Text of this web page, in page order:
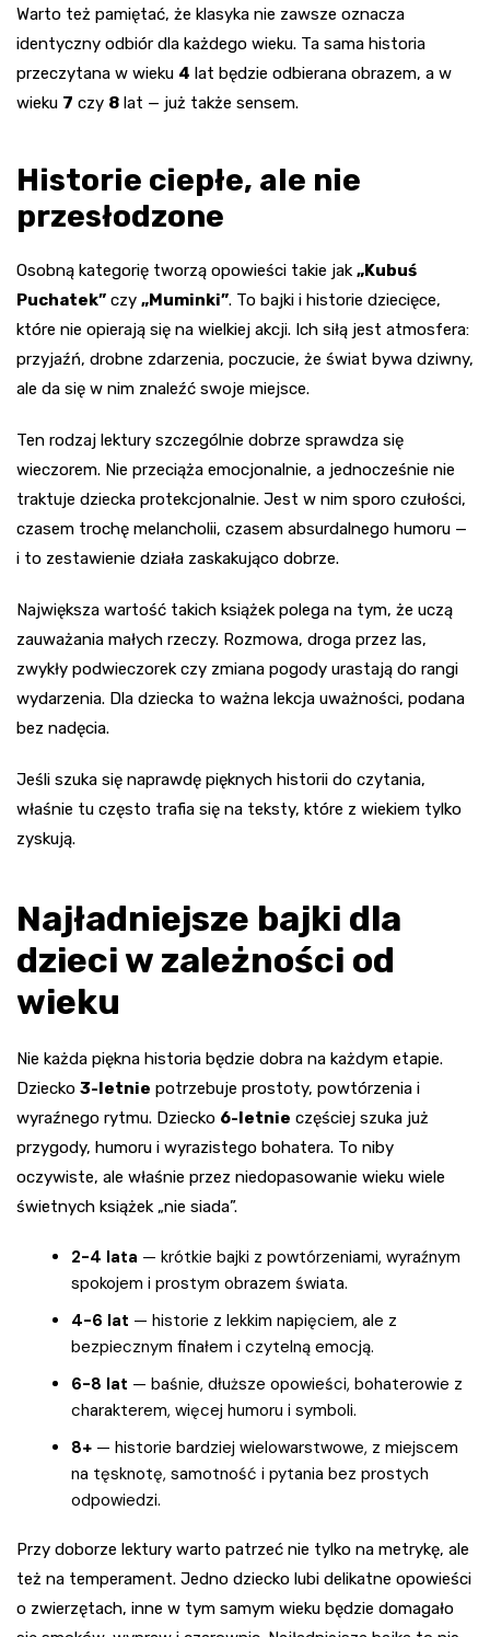
Warto też pamiętać, że klasyka nie zawsze oznacza
identyczny odbiór dla każdego wieku. Ta sama historia
przeczytana w wieku 4 lat będzie odbierana obrazem, a w
wieku 7 czy 8 lat — już także sensem.
Historie ciepłe, ale nie
przesłodzone
Osobną kategorię tworzą opowieści takie jak „Kubuś
Puchatek” czy „Muminki”. To bajki i historie dziecięce,
które nie opierają się na wielkiej akcji. Ich siłą jest atmosfera:
przyjaźń, drobne zdarzenia, poczucie, że świat bywa dziwny,
ale da się w nim znaleźć swoje miejsce.
Ten rodzaj lektury szczególnie dobrze sprawdza się
wieczorem. Nie przeciąża emocjonalnie, a jednocześnie nie
traktuje dziecka protekcjonalnie. Jest w nim sporo czułości,
czasem trochę melancholii, czasem absurdalnego humoru —
i to zestawienie działa zaskakująco dobrze.
Największa wartość takich książek polega na tym, że uczą
zauważania małych rzeczy. Rozmowa, droga przez las,
zwykły podwieczorek czy zmiana pogody urastają do rangi
wydarzenia. Dla dziecka to ważna lekcja uważności, podana
bez nadęcia.
Jeśli szuka się naprawdę pięknych historii do czytania,
właśnie tu często trafia się na teksty, które z wiekiem tylko
zyskują.
Najładniejsze bajki dla
dzieci w zależności od
wieku
Nie każda piękna historia będzie dobra na każdym etapie.
Dziecko 3-letnie potrzebuje prostoty, powtórzenia i
wyraźnego rytmu. Dziecko 6-letnie częściej szuka już
przygody, humoru i wyrazistego bohatera. To niby
oczywiste, ale właśnie przez niedopasowanie wieku wiele
świetnych książek „nie siada”.
2-4 lata — krótkie bajki z powtórzeniami, wyraźnym
spokojem i prostym obrazem świata.
4-6 lat — historie z lekkim napięciem, ale z
bezpiecznym finałem i czytelną emocją.
6-8 lat — baśnie, dłuższe opowieści, bohaterowie z
charakterem, więcej humoru i symboli.
8+ — historie bardziej wielowarstwowe, z miejscem
na tęsknotę, samotność i pytania bez prostych
odpowiedzi.
Przy doborze lektury warto patrzeć nie tylko na metrykę, ale
też na temperament. Jedno dziecko lubi delikatne opowieści
o zwierzętach, inne w tym samym wieku będzie domagało